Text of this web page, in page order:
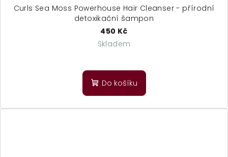
Curls Sea Moss Powerhouse Hair Cleanser - přírodní
detoxikační šampon
450 Kč
Skladem
Do košíku